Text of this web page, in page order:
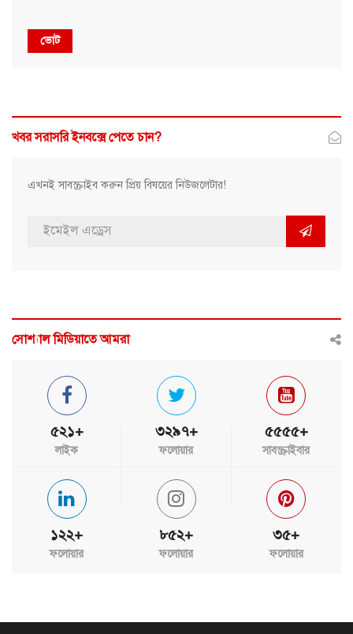
ভোট
খবর সরাসরি ইনবক্সে পেতে চান?
এখনই সাবস্ক্রাইব করুন প্রিয় বিষয়ের নিউজলেটার!
সোশ্যাল মিডিয়াতে আমরা
৫২১+
লাইক
৩২৯৭+
ফলোয়ার
৫৫৫৫+
সাবস্ক্রাইবার
১২২+
ফলোয়ার
৮৫২+
ফলোয়ার
৩৫+
ফলোয়ার